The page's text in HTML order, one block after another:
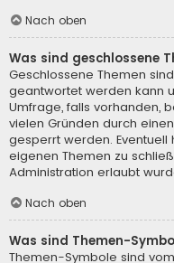
Nach oben
Was sind geschlossene
Geschlossene Themen
geantwortet werden kann
Umfrage, falls vorhanden,
vielen Gründen durch
gesperrt werden.
eigenen Themen zu
Administration erlaubt
Nach oben
Was sind Themen-
Themen-Symbole sind